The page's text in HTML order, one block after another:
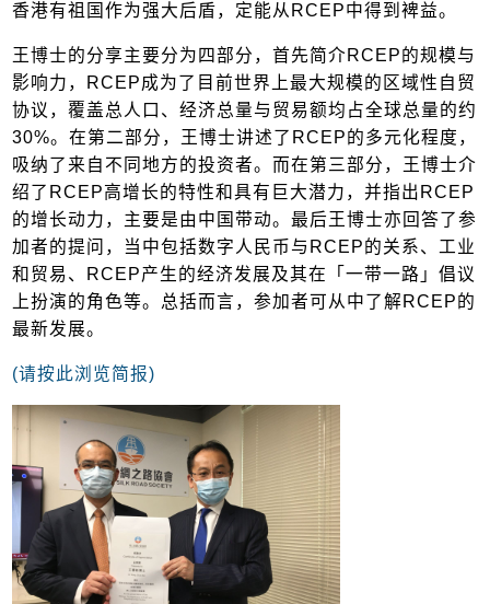
香港有祖国作为强大后盾，定能从RCEP中得到裨益。
王博士的分享主要分为四部分，首先简介RCEP的规模与
影响力，RCEP成为了目前世界上最大规模的区域性自贸
协议，覆盖总人口、经济总量与贸易额均占全球总量的约
30%。在第二部分，王博士讲述了RCEP的多元化程度，
吸纳了来自不同地方的投资者。而在第三部分，王博士介
绍了RCEP高增长的特性和具有巨大潜力，并指出RCEP
的增长动力，主要是由中国带动。最后王博士亦回答了参
加者的提问，当中包括数字人民币与RCEP的关系、工业
和贸易、RCEP产生的经济发展及其在「一带一路」倡议
上扮演的角色等。总括而言，参加者可从中了解RCEP的
最新发展。
(请按此浏览简报)